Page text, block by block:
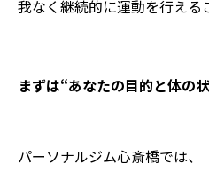
我なく継続的に運動を行える
まずは“あなたの目的と体の
パーソナルジム心斎橋では、